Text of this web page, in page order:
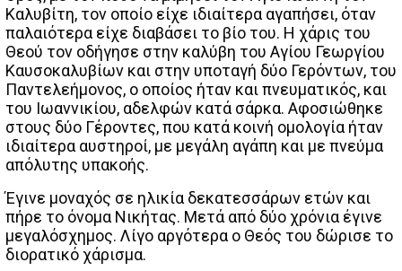
Καλυβίτη, τον οποίο είχε ιδιαίτερα αγαπήσει, όταν
παλαιότερα είχε διαβάσει το βίο του. Η χάρις του
Θεού τον οδήγησε στην καλύβη του Αγίου Γεωργίου
Καυσοκαλυβίων και στην υποταγή δύο Γερόντων, του
Παντελεήμονος, ο οποίος ήταν και πνευματικός, και
του Ιωαννικίου, αδελφών κατά σάρκα. Αφοσιώθηκε
στους δύο Γέροντες, που κατά κοινή ομολογία ήταν
ιδιαίτερα αυστηροί, με μεγάλη αγάπη και με πνεύμα
απόλυτης υπακοής.
Έγινε μοναχός σε ηλικία δεκατεσσάρων ετών και
πήρε το όνομα Νικήτας. Μετά από δύο χρόνια έγινε
μεγαλόσχημος. Λίγο αργότερα ο Θεός του δώρισε το
διορατικό χάρισμα.